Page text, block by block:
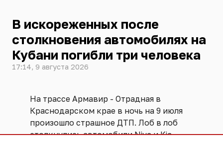
В искореженных после
столкновения автомобилях на
Кубани погибли три человека
17:14, 9 августа 2026
На трассе Армавир - Отрадная в
Краснодарском крае в ночь на 9 июля
произошло страшное ДТП. Лоб в лоб
столкнулись автомобили Niva и Kia.